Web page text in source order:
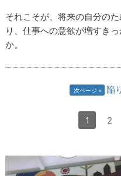
それこそが、将来の自分の
り、仕事への意欲が増すき
か。
次ページ 陥
1 2